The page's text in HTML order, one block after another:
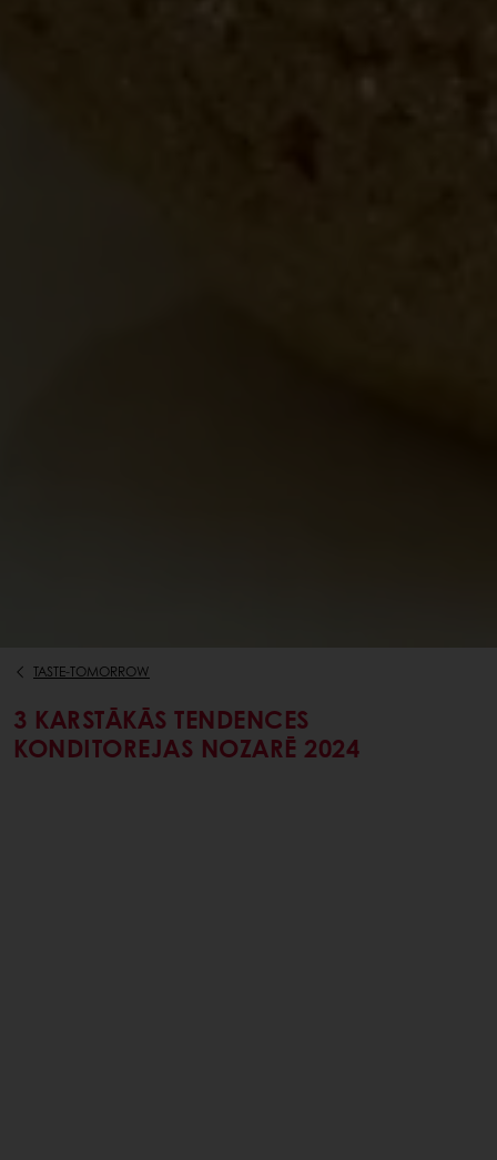
TASTE-TOMORROW
3 KARSTĀKĀS TENDENCES
KONDITOREJAS NOZARĒ 2024